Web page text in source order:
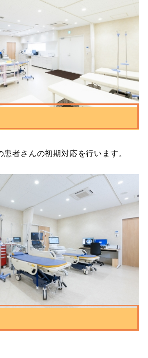
者さんの初期対応を行います。